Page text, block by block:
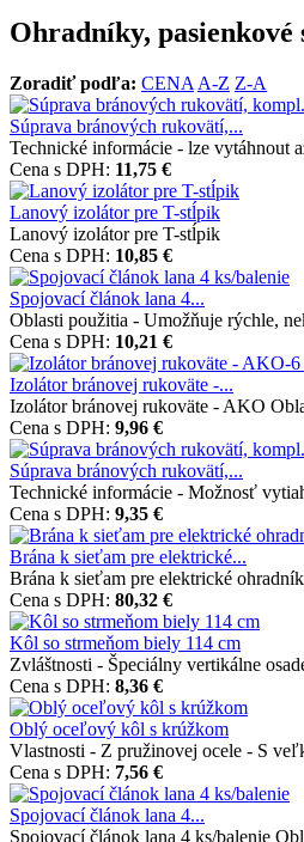
Ohradníky,
Zoradiť podľa: CENA A-Z Z-A
Súprava bránových rukovätí,...
Technické informácie - lze vytáhnout
Cena s DPH: 11,75 €
Lanový izolátor pre T-stĺpik
Lanový izolátor pre T-stĺpik
Cena s DPH: 10,85 €
Spojovací článok lana 4...
Oblasti použitia - Umožňuje rýchle,
Cena s DPH: 10,21 €
Izolátor bránovej rukoväte -...
Izolátor bránovej rukoväte - AKO
Cena s DPH: 9,96 €
Súprava bránových rukovätí,...
Technické informácie - Možnosť
Cena s DPH: 9,35 €
Brána k sieťam pre elektrické...
Brána k sieťam pre elektrické
Cena s DPH: 80,32 €
Kôl so strmeňom biely 114 cm
Zvláštnosti - Špeciálny vertikálne
Cena s DPH: 8,36 €
Oblý oceľový kôl s krúžkom
Vlastnosti - Z pružinovej ocele - S
Cena s DPH: 7,56 €
Spojovací článok lana 4...
Spojovací článok lana 4 ks/balenie